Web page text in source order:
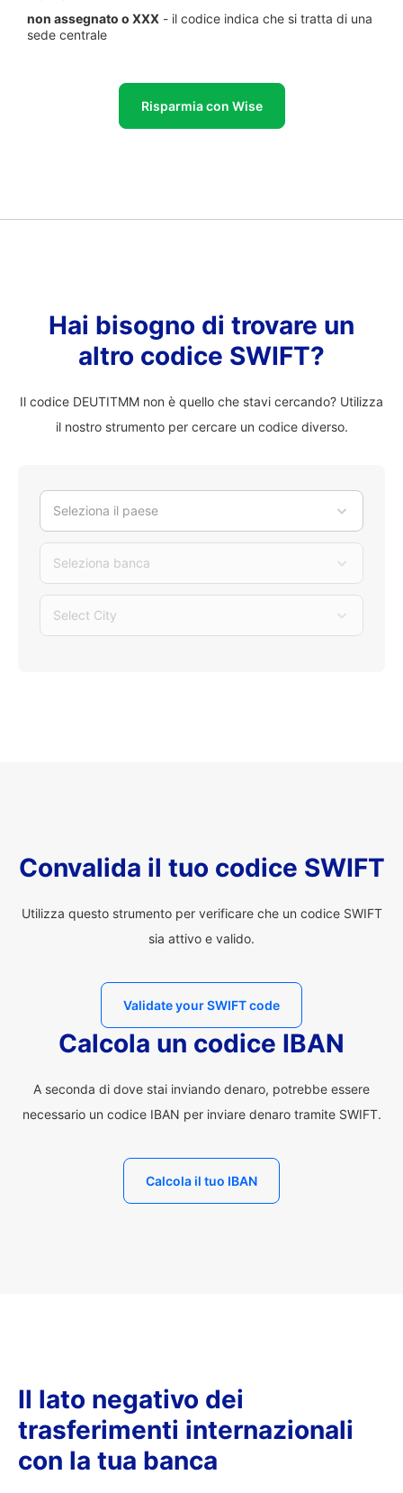
non assegnato o XXX - il codice indica che si tratta di una
sede centrale
Risparmia con Wise
Hai bisogno di trovare un
altro codice SWIFT?
Il codice DEUTITMM non è quello che stavi cercando? Utilizza
il nostro strumento per cercare un codice diverso.
Seleziona il paese
Seleziona banca
Select City
Convalida il tuo codice SWIFT
Utilizza questo strumento per verificare che un codice SWIFT
sia attivo e valido.
Validate your SWIFT code
Calcola un codice IBAN
A seconda di dove stai inviando denaro, potrebbe essere
necessario un codice IBAN per inviare denaro tramite SWIFT.
Calcola il tuo IBAN
Il lato negativo dei
trasferimenti internazionali
con la tua banca